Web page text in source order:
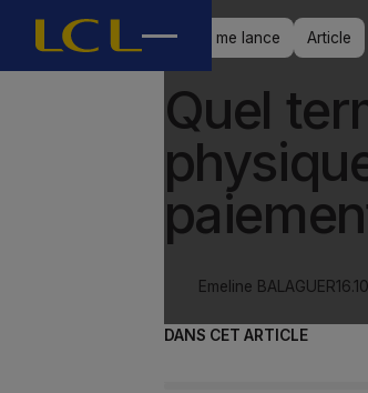
Je me lance Article
Quel
Emeline BALAGUER
DANS CET ARTICLE